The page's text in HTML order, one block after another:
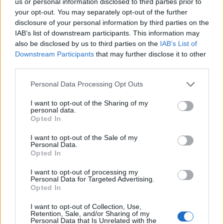
your opt-out. You may separately opt-out of the further
disclosure of your personal information by third parties on the
IAB’s list of downstream participants. This information may
also be disclosed by us to third parties on the IAB’s List of
Downstream Participants that may further disclose it to other
Personal Data Processing Opt Outs
I want to opt-out of the Sharing of my
personal data.
Opted In
I want to opt-out of the Sale of my
Personal Data.
Opted In
I want to opt-out of processing my
Personal Data for Targeted Advertising.
Opted In
I want to opt-out of Collection, Use,
Retention, Sale, and/or Sharing of my
Personal Data that Is Unrelated with the
ποντίσει καλώδιο για την ηλεκτρική
σύνδεση με την Κύπρο, η οποία
επιδοτείται παχυλά και από την Ε.Ε;
Και, τέλος, δεν του έχουν πει πως αυτή τη χώρα
που ήδη απειλεί, και ήδη αμφισβητεί εδαφική
κυριαρχία της Ελλάδας, την έχει υποδεχτεί και η
των αμυντικών εταιρειών της να εξασφαλίζει
χαμηλό δανεισμό, και οσονούπω πιθανώς να την
ξεπροβοδίσει και μέχρι το φουαγιέ του ReArm; Δεν
έχει ακούσει τον Μητσοτάκη, τον Δένδια, και
ασυμβατότητας του ευρωπαϊκού σχεδίου με